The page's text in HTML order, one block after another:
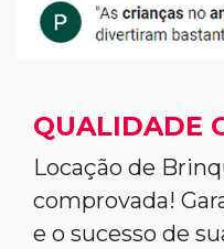
QUALIDADE
Locação de
comprovada!
e o sucesso de